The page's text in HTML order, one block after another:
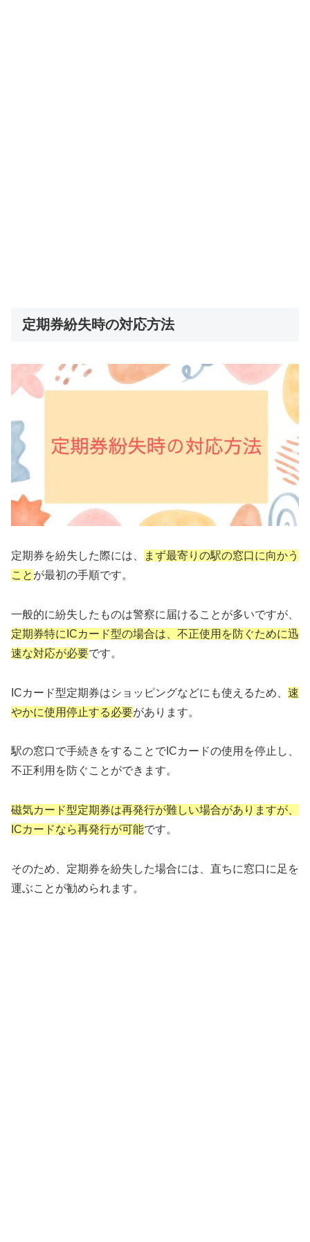
定期券紛失時の対応方法
定期券を紛失した際には、
まず最寄りの駅の窓口に向かう
こと が最初の手順です。
一般的に紛失したものは警察に届けることが多いですが、
定期券特にICカード型の場合は、不正使用を防ぐために迅
速な対応が必要です。
ICカード型定期券はショッピングなどにも使えるため、 速
やかに使用停止する必要があります。
駅の窓口で手続きをすることでICカードの使用を停止し、
不正利用を防ぐことができます。
磁気カード型定期券は再発行が難しい場合がありますが、
ICカードなら再発行が可能です。
そのため、定期券を紛失した場合には、直ちに窓口に足を
運ぶことが勧められます。